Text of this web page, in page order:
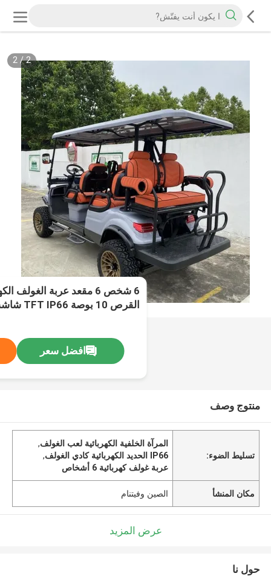
2
/
2
القرص 10 بوصة TFT IP66 شاشة تشغيل
افضل سعر
منتوج وصف
تسليط الضوء:
المرآة الخلفية الكهربائية لعب الغولف,
IP66 الحديد الكهربائية كادي الغولف
,
عربة غولف كهربائية 6 أشخاص
مكان المنشأ الصين وفيتنام
عرض المزيد
حول نا